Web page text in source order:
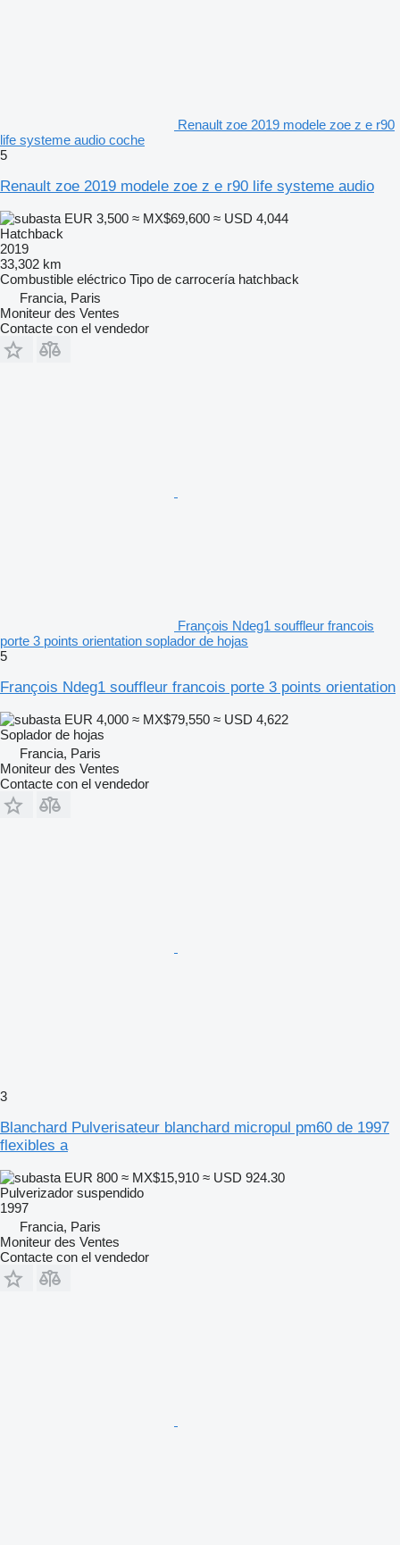
Renault zoe 2019 modele zoe z e r90
life systeme audio coche
5
Renault zoe 2019 modele zoe z e r90 life systeme audio
EUR 3,500 ≈ MX$69,600 ≈ USD 4,044
Hatchback
2019
33,302 km
Combustible eléctrico Tipo de carrocería hatchback
Francia, Paris
Moniteur des Ventes
Contacte con el vendedor
François Ndeg1 souffleur francois
porte 3 points orientation soplador de hojas
5
François Ndeg1 souffleur francois porte 3 points orientation
EUR 4,000 ≈ MX$79,550 ≈ USD 4,622
Soplador de hojas
Francia, Paris
Moniteur des Ventes
Contacte con el vendedor
3
Blanchard Pulverisateur blanchard micropul pm60 de 1997
flexibles a
EUR 800 ≈ MX$15,910 ≈ USD 924.30
Pulverizador suspendido
1997
Francia, Paris
Moniteur des Ventes
Contacte con el vendedor